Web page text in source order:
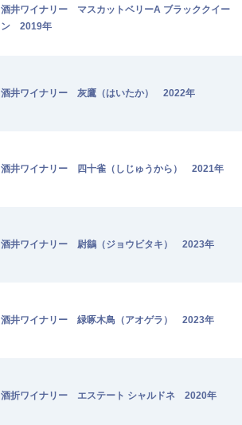
酒井ワイナリー マスカットベリーA ブラッククイー
ン 2019年
酒井ワイナリー 灰鷹（はいたか） 2022年
酒井ワイナリー 四十雀（しじゅうから） 2021年
酒井ワイナリー 尉鶲（ジョウビタキ） 2023年
酒井ワイナリー 緑啄木鳥（アオゲラ） 2023年
酒折ワイナリー エステート シャルドネ 2020年